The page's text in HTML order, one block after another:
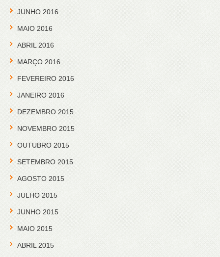
JUNHO 2016
MAIO 2016
ABRIL 2016
MARÇO 2016
FEVEREIRO 2016
JANEIRO 2016
DEZEMBRO 2015
NOVEMBRO 2015
OUTUBRO 2015
SETEMBRO 2015
AGOSTO 2015
JULHO 2015
JUNHO 2015
MAIO 2015
ABRIL 2015